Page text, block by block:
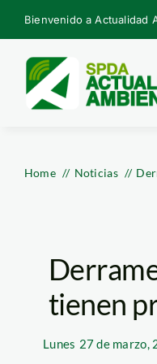
Skip
to
content
Bienvenido a Actualidad
Home Noticias
tienen
Lunes 27 de marzo,